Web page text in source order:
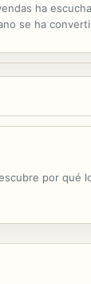
ha
se ha
por